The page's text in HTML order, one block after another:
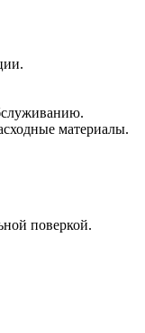
материалы.
поверкой.